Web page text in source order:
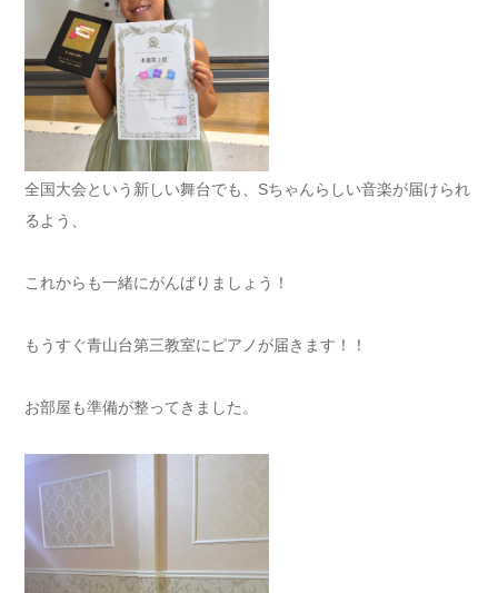
全国大会という新しい舞台でも、Sちゃんらしい音楽が届けられ
るよう、
これからも一緒にがんばりましょう！
もうすぐ青山台第三教室にピアノが届きます！！
お部屋も準備が整ってきました。